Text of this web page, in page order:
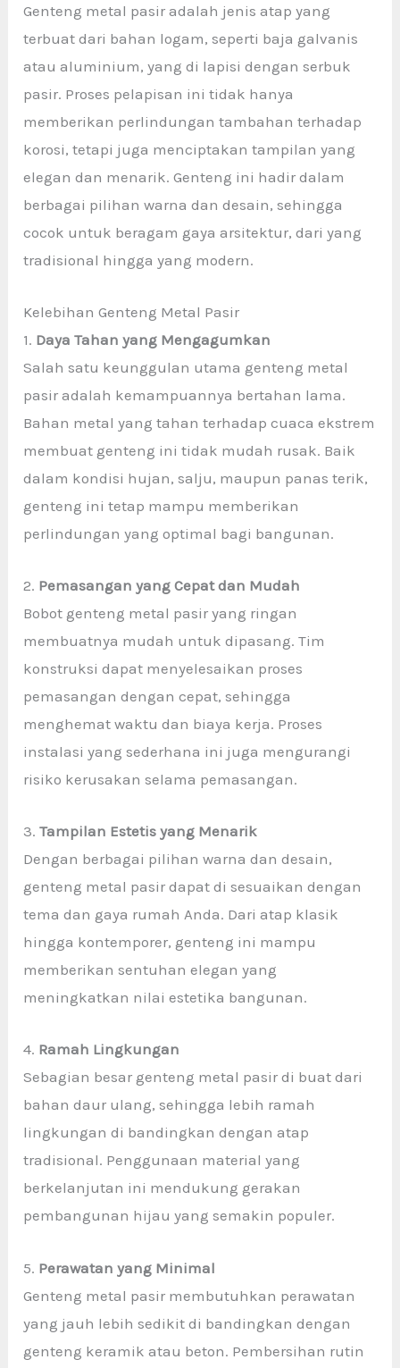
Genteng metal pasir adalah jenis atap yang
terbuat dari bahan logam, seperti baja galvanis
atau aluminium, yang di lapisi dengan serbuk
pasir. Proses pelapisan ini tidak hanya
memberikan perlindungan tambahan terhadap
korosi, tetapi juga menciptakan tampilan yang
elegan dan menarik. Genteng ini hadir dalam
berbagai pilihan warna dan desain, sehingga
cocok untuk beragam gaya arsitektur, dari yang
tradisional hingga yang modern.
Kelebihan Genteng Metal Pasir
1. Daya Tahan yang Mengagumkan
Salah satu keunggulan utama genteng metal
pasir adalah kemampuannya bertahan lama.
Bahan metal yang tahan terhadap cuaca ekstrem
membuat genteng ini tidak mudah rusak. Baik
dalam kondisi hujan, salju, maupun panas terik,
genteng ini tetap mampu memberikan
perlindungan yang optimal bagi bangunan.
2. Pemasangan yang Cepat dan Mudah
Bobot genteng metal pasir yang ringan
membuatnya mudah untuk dipasang. Tim
konstruksi dapat menyelesaikan proses
pemasangan dengan cepat, sehingga
menghemat waktu dan biaya kerja. Proses
instalasi yang sederhana ini juga mengurangi
risiko kerusakan selama pemasangan.
3.Tampilan Estetis yang Menarik
Dengan berbagai pilihan warna dan desain,
genteng metal pasir dapat di sesuaikan dengan
tema dan gaya rumah Anda. Dari atap klasik
hingga kontemporer, genteng ini mampu
memberikan sentuhan elegan yang
meningkatkan nilai estetika bangunan.
4. Ramah Lingkungan
Sebagian besar genteng metal pasir di buat dari
bahan daur ulang, sehingga lebih ramah
lingkungan di bandingkan dengan atap
tradisional. Penggunaan material yang
berkelanjutan ini mendukung gerakan
pembangunan hijau yang semakin populer.
5. Perawatan yang Minimal
Genteng metal pasir membutuhkan perawatan
yang jauh lebih sedikit di bandingkan dengan
genteng keramik atau beton. Pembersihan rutin